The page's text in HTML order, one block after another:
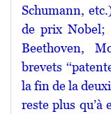
Schumann,
de prix Nobel;
Beethoven,
brevets
la fin de la
reste plus qu’à